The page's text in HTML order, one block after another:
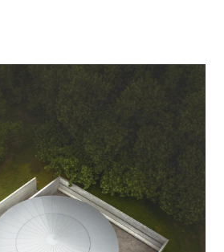
的特色，成為介紹在地文化的